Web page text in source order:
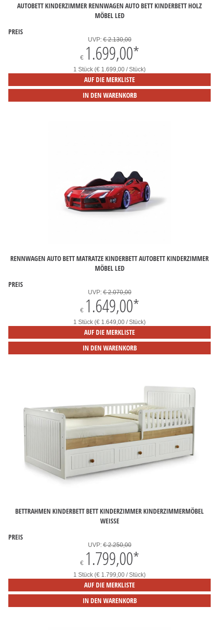
AUTOBETT KINDERZIMMER RENNWAGEN AUTO BETT KINDERBETT HOLZ
MÖBEL LED
PREIS
UVP:€ 2.130,00
€ 1.699,00*
1 Stück (€ 1.699,00 / Stück)
AUF DIE MERKLISTE
IN DEN WARENKORB
RENNWAGEN AUTO BETT MATRATZE KINDERBETT AUTOBETT KINDERZIMMER
MÖBEL LED
PREIS
UVP:€ 2.070,00
€ 1.649,00*
1 Stück (€ 1.649,00 / Stück)
AUF DIE MERKLISTE
IN DEN WARENKORB
BETTRAHMEN KINDERBETT BETT KINDERZIMMER KINDERZIMMERMÖBEL
WEISSE
PREIS
UVP:€ 2.250,00
€ 1.799,00*
1 Stück (€ 1.799,00 / Stück)
AUF DIE MERKLISTE
IN DEN WARENKORB